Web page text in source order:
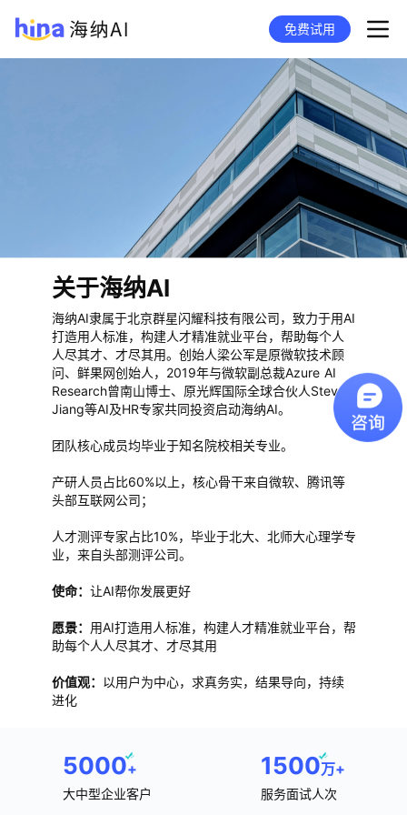
免费试用
关于海纳AI
海纳AI隶属于北京群星闪耀科技有限公司，致力于用AI
打造用人标准，构建人才精准就业平台，帮助每个人
人尽其才、才尽其用。创始人梁公军是原微软技术顾
问、鲜果网创始人，2019年与微软副总裁Azure AI
Research曾南山博士、原光辉国际全球合伙人Steve
Jiang等AI及HR专家共同投资启动海纳AI。
团队核心成员均毕业于知名院校相关专业。
产研人员占比60%以上，核心骨干来自微软、腾讯等
头部互联网公司；
人才测评专家占比10%，毕业于北大、北师大心理学专
业，来自头部测评公司。
使命： 让AI帮你发展更好
愿景： 用AI打造用人标准，构建人才精准就业平台，帮
助每个人人尽其才、才尽其用
价值观： 以用户为中心，求真务实，结果导向，持续
进化
5000+
大中型企业客户
1500万+
服务面试人次